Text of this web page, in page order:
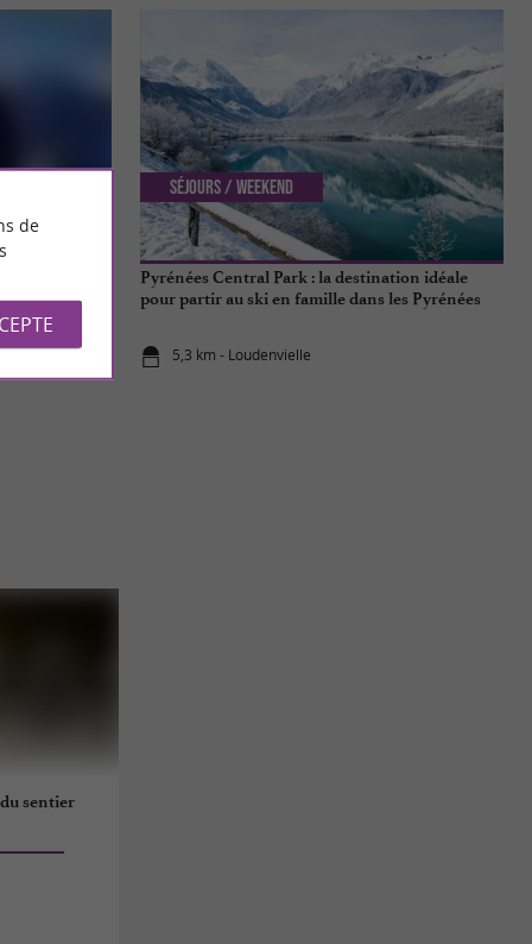
un cadre
Pyrénées Central Park : la destination idéale
pour partir au ski en famille dans les Pyrénées
5,3 km - Loudenvielle
Séjours / Weekend
sentier
de